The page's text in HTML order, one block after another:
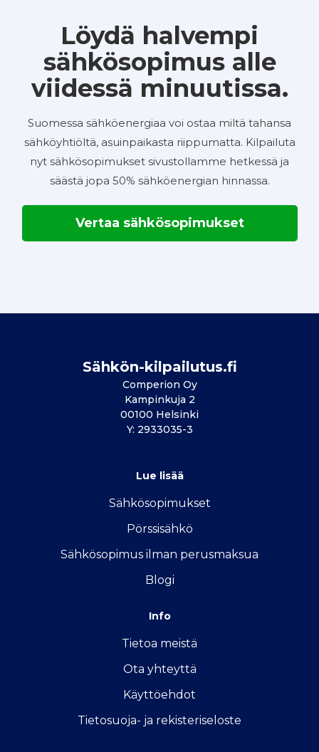
Löydä halvempi
sähkösopimus alle
viidessä minuutissa.
Suomessa sähköenergiaa voi ostaa miltä tahansa
sähköyhtiöltä, asuinpaikasta riippumatta. Kilpailuta
nyt sähkösopimukset sivustollamme hetkessä ja
säästä jopa 50% sähköenergian hinnassa.
Vertaa sähkösopimukset
Sähkön-kilpailutus.fi
Comperion Oy
Kampinkuja 2
00100 Helsinki
Y: 2933035-3
Lue lisää
Sähkösopimukset
Pörssisähkö
Sähkösopimus ilman perusmaksua
Blogi
Info
Tietoa meistä
Ota yhteyttä
Käyttöehdot
Tietosuoja- ja rekisteriseloste